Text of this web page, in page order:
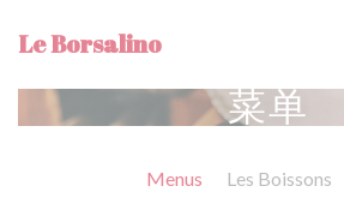
Le Borsalino
菜单
Menus Les Boissons